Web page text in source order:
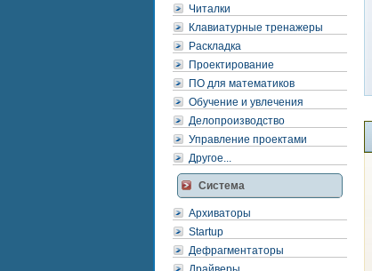
Читалки
Клавиатурные тренажеры
Раскладка
Проектирование
ПО для математиков
Обучение и увлечения
Делопроизводство
Управление проектами
Другое...
Система
Архиваторы
Startup
Дефрагментаторы